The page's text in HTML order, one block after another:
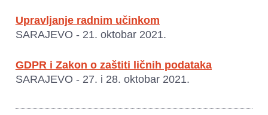
Upravljanje radnim učinkom
SARAJEVO - 21. oktobar 2021.
GDPR i Zakon o zaštiti ličnih podataka
SARAJEVO - 27. i 28. oktobar 2021.